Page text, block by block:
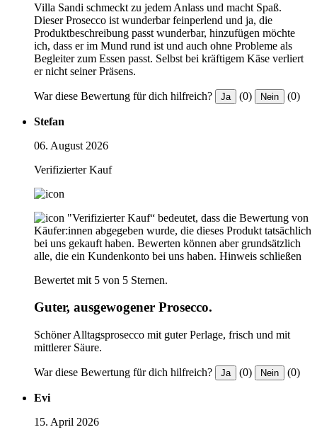
Villa Sandi schmeckt zu jedem Anlass und macht Spaß.
Dieser Prosecco ist wunderbar feinperlend und ja, die
Produktbeschreibung passt wunderbar, hinzufügen möchte
ich, dass er im Mund rund ist und auch ohne Probleme als
Begleiter zum Essen passt. Selbst bei kräftigem Käse verliert
er nicht seiner Präsens.
War diese Bewertung für dich hilfreich? Ja (0) Nein (0)
Stefan
06. August 2026
Verifizierter Kauf
"Verifizierter Kauf“ bedeutet, dass die Bewertung von
Käufer:innen abgegeben wurde, die dieses Produkt tatsächlich
bei uns gekauft haben. Bewerten können aber grundsätzlich
alle, die ein Kundenkonto bei uns haben. Hinweis schließen
Bewertet mit 5 von 5 Sternen.
Guter, ausgewogener Prosecco.
Schöner Alltagsprosecco mit guter Perlage, frisch und mit
mittlerer Säure.
War diese Bewertung für dich hilfreich? Ja (0) Nein (0)
Evi
15. April 2026